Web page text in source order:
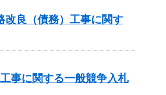
改良（債務）工事に関す
事に関する一般競争入札